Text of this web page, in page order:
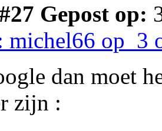
Gepost op:
michel66 op 3
dan moet
zijn :